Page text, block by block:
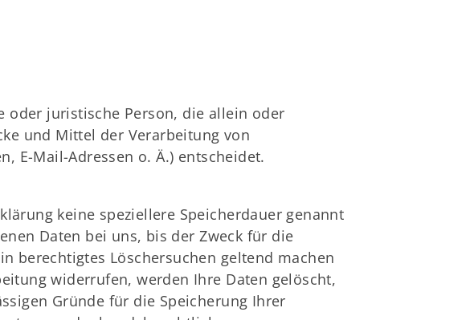
oder juristische Person, die allein oder
und Mittel der Verarbeitung von
E-Mail-Adressen o. Ä.) entscheidet.
keine speziellere Speicherdauer genannt
Daten bei uns, bis der Zweck für die
berechtigtes Löschersuchen geltend machen
widerrufen, werden Ihre Daten gelöscht,
Gründe für die Speicherung Ihrer